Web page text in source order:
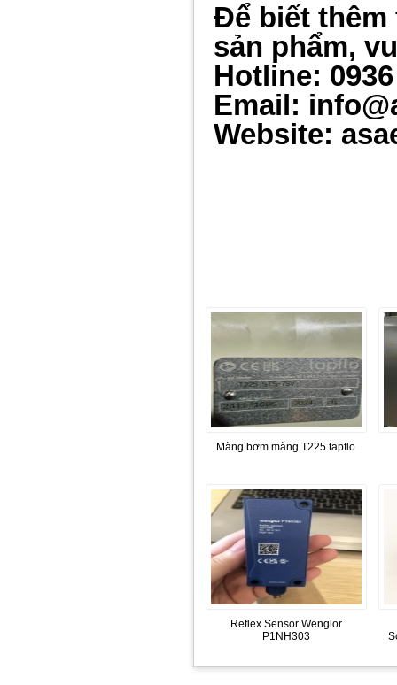
Để biết thêm
sản phẩm,
Hotline:
Email:
Website:
Màng bơm màng T225 tapflo
Reflex Sensor Wenglor
P1NH303